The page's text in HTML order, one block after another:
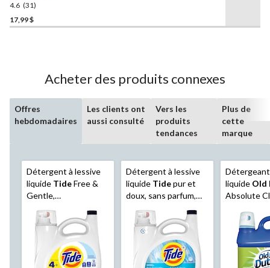
4.6 (31)
4.6
étoile(s)
sur
17,99 $
Acheter des produits connexes
Offres
hebdomadaires
Les clients ont
aussi consulté
Vers les
produits
tendances
Plus de
cette
marque
Détergent à lessive
liquide TideFree &
Gentle,
parfumé, 100
brassées, 3,9 L
Détergent à lessive
liquide Tidepur et
doux, sans parfum,
brassées, 3,46 L
liquide Old
Absolute
brassées, 6